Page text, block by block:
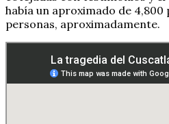
había un aproximado de
personas, aproximadamente.